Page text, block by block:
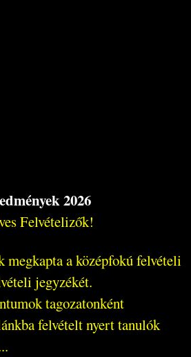
2026
Felvételizők!
megkapta a középfokú felvételi
jegyzékét.
tagozatonként
felvételt nyert tanulók